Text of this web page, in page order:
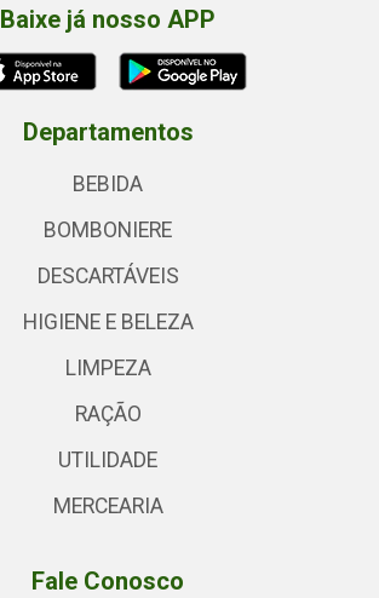
Baixe já nosso APP
Departamentos
BEBIDA
BOMBONIERE
DESCARTÁVEIS
HIGIENE E BELEZA
LIMPEZA
RAÇÃO
UTILIDADE
MERCEARIA
Fale Conosco